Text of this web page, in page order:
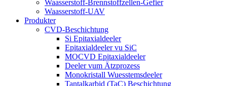
Waasserstoff-Brennstoffzellen-Gefier
Waasserstoff-UAV
Produkter
CVD-Beschichtung
Si Epitaxialdeeler
Epitaxialdeeler vu SiC
MOCVD Epitaxialdeeler
Deeler vum Ätzprozess
Monokristall Wuesstemsdeeler
Tantalkarbid (TaC) Beschichtung